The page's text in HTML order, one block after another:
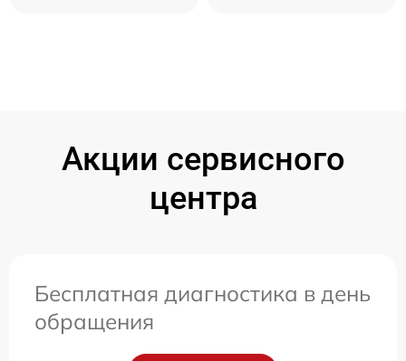
Акции сервисного
центра
Бесплатная диагностика в день
обращения